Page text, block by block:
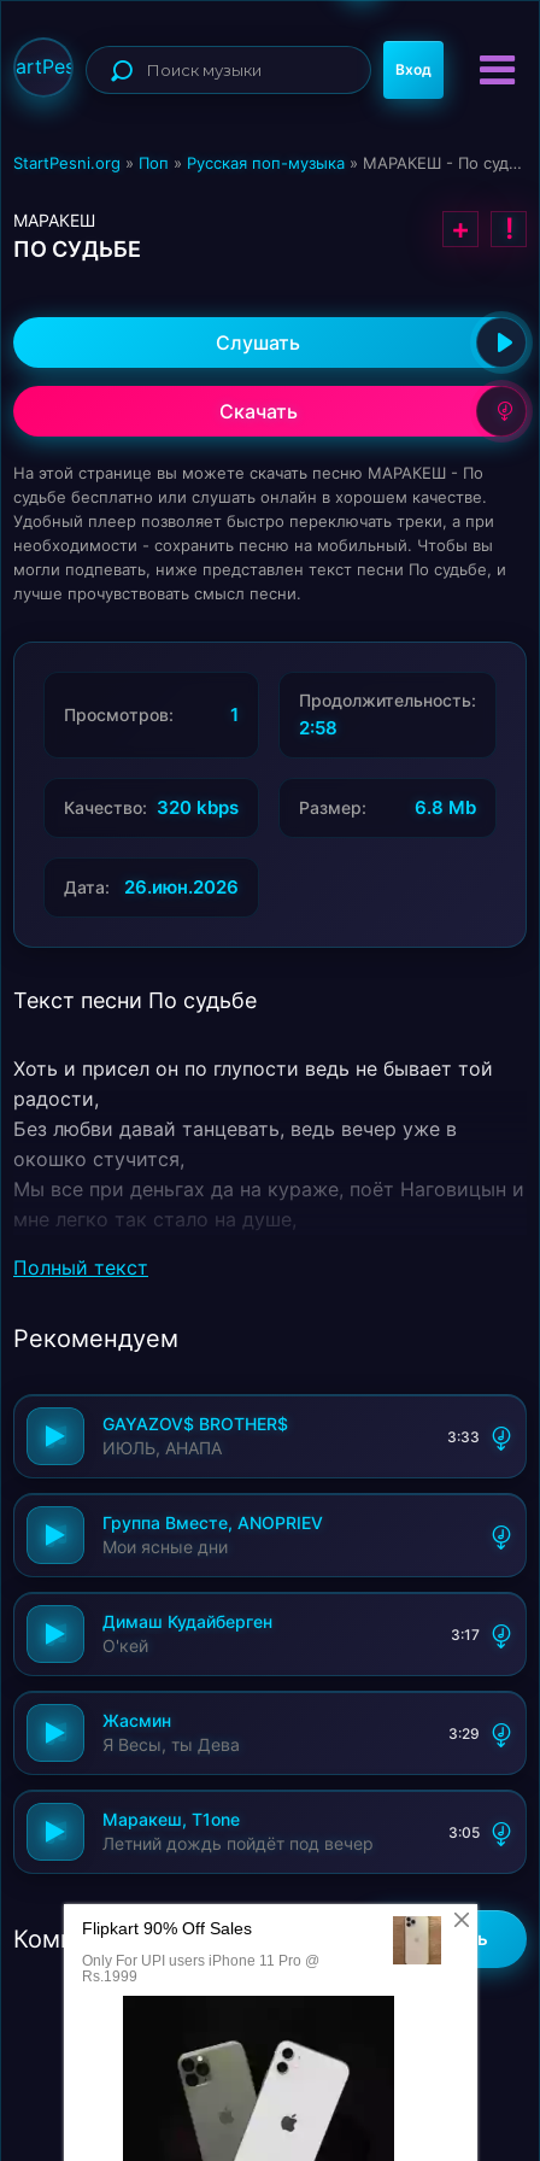
Вход
StartPesni.org » Поп » Русская поп-музыка » МАРАКЕШ - По судьбе
МАРАКЕШ
ПО СУДЬБЕ
+ !
Слушать
Скачать
На этой странице вы можете скачать песню МАРАКЕШ - По
судьбе бесплатно или слушать онлайн в хорошем качестве.
Удобный плеер позволяет быстро переключать треки, а при
необходимости - сохранить песню на мобильный. Чтобы вы
могли подпевать, ниже представлен текст песни По судьбе, и
лучше прочувствовать смысл песни.
Просмотров: 1
Продолжительность:
2:58
Качество: 320 kbps Размер: 6.8 Mb
Дата: 26.июн.2026
Текст песни По судьбе
Хоть и присел он по глупости ведь не бывает той
радости,
Без любви давай танцевать, ведь вечер уже в
окошко стучится,
Мы все при деньгах да на кураже, поёт Наговицын и
мне легко так стало на душе,
Сегодня уже а ночка тёмная, тёмная,
влюблённая,
Хоть и присел он по глупости ведь не бывает той
радости,
Без любви дам-дам, дарам-дам,
Дам-дам, дарам-дам дам-дам, дарам-дам,
Дам-дам, дарам-дам дам-дам, дарам-дам.
Полный текст
Рекомендуем
GAYAZOV$ BROTHER$
ИЮЛЬ, АНАПА
3:33
Группа Вместе, ANOPRIEV
Мои ясные дни
Димаш Кудайберген
О'кей
3:17
Жасмин
Я Весы, ты Дева
3:29
Маракеш, T1one
Летний дождь пойдёт под вечер
3:05
Комментарии (0) Добавить